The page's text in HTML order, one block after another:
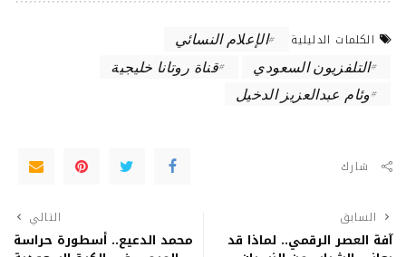
الكلمات الدليلية
الإعلام النسائي
التلفزيون السعودي
قناة روتانا خليجية
وئام عبدالعزيز الدخيل
شارك
السابق
آفة العصر الرقمي.. لماذا قد
التالي
محمد الدعيع.. أسطورة حراسة